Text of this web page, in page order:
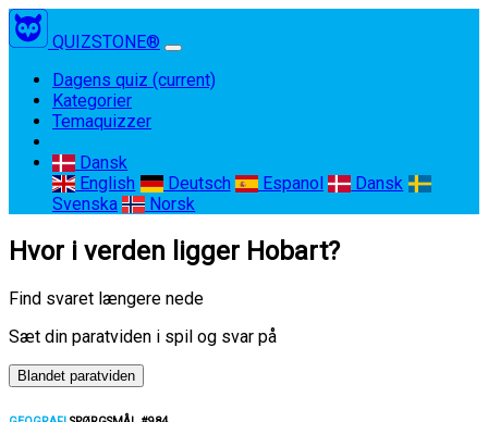
QUIZSTONE®
Dagens quiz (current)
Kategorier
Temaquizzer
Dansk
English
Deutsch Espanol
Dansk
Svenska
Norsk
Hvor i verden ligger Hobart?
Find svaret længere nede
Sæt din paratviden i spil og svar på
Blandet paratviden